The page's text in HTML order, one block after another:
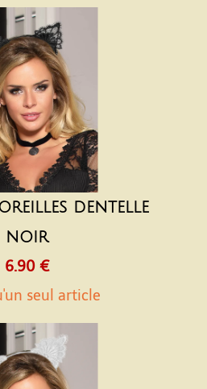
dentelle
noir
6.90 €
seul article